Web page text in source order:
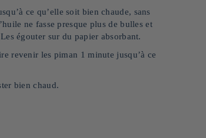
ce qu’elle soit bien chaude, sans
ne fasse presque plus de bulles et
égouter sur du papier absorbant.
revenir les piman 1 minute jusqu’à ce
bien chaud.